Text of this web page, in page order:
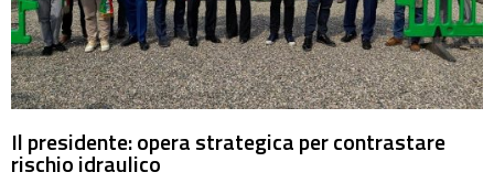
Il presidente: opera strategica per contrastare
rischio idraulico